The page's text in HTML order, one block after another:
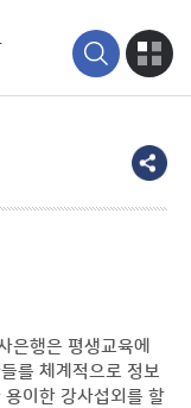
은행은 평생교육에
를 체계적으로 정보
이한 강사섭외를 할